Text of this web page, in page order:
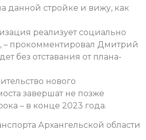
данной стройке и вижу, как
реализует социально
– прокомментировал Дмитрий
без отставания от плана-
нового
завершат не позже
– в конце 2023 года.
Архангельской области